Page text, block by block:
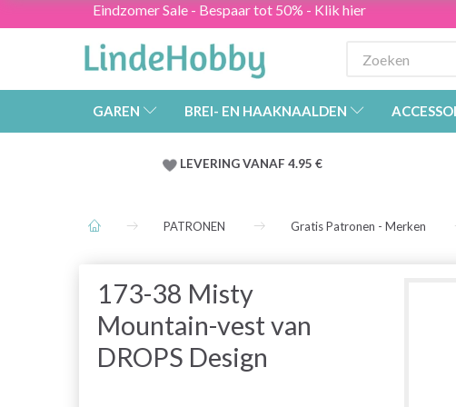
Eindzomer Sale - Bespaar tot 50% - Klik hier
GAREN BREI- EN HAAKNAALDEN
LEVERING VANAF 4.95 €
PATRONEN Gratis Patronen - Merken
173-38 Misty
Mountain-vest van
DROPS Design